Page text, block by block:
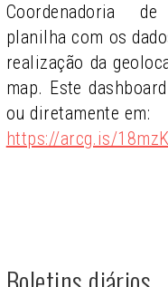
Coordenadoria
planilha com os
realização da
map. Este
ou diretamente em:
https://arcg.is/